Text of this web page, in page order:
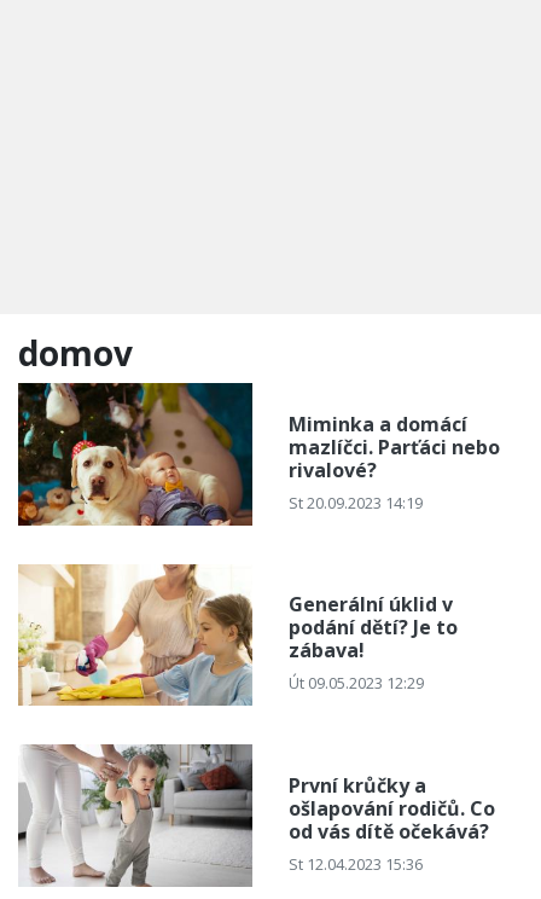
domov
Miminka a domácí
mazlíčci. Parťáci nebo
rivalové?
St 20.09.2023 14:19
Generální úklid v
podání dětí? Je to
zábava!
Út 09.05.2023 12:29
První krůčky a
ošlapování rodičů. Co
od vás dítě očekává?
St 12.04.2023 15:36